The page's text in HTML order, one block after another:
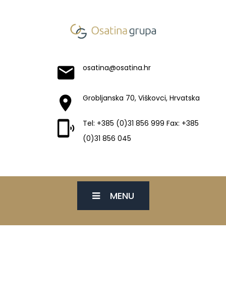
osatina@osatina.hr
Grobljanska 70, Viškovci, Hrvatska
Tel: +385 (0)31 856 999 Fax: +385
(0)31 856 045
MENU